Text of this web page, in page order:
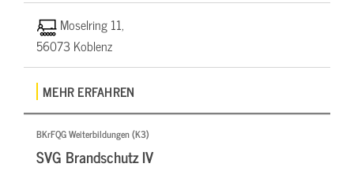
Moselring 11,
56073 Koblenz
MEHR ERFAHREN
BKrFQG Weiterbildungen (K3)
SVG Brandschutz IV